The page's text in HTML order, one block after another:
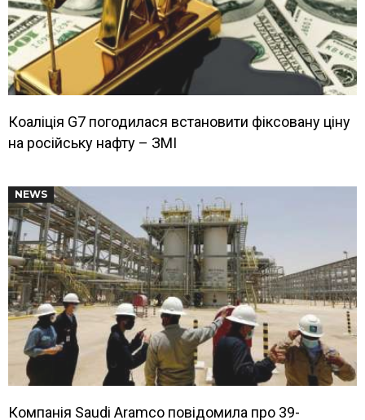
Коаліція G7 погодилася встановити фіксовану ціну
на російську нафту – ЗМІ
NEWS
Компанія Saudi Aramco повідомила про 39-